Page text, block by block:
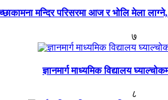
मन्दिर परिसरमा आज र भोलि मेला
७
ज्ञानमार्ग माध्यमिक विद्यालय
८